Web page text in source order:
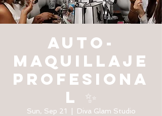
AUTO-
MAQUILLAJE
PROFESIONA
L ✨
Sun, Sep 21 Diva Glam Studio